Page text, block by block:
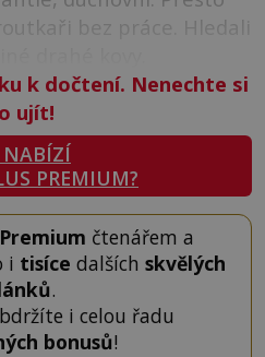
bez práce. Hledali
k dočtení. Nenechte si
ujít!
NABÍZÍ
PREMIUM?
Premium čtenářem a
i tisíce dalších skvělých
.
i celou řadu
bonusů!